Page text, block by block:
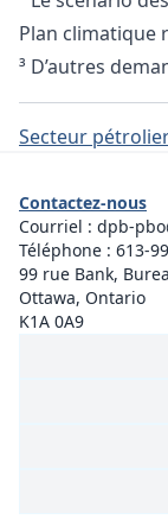
Plan climatique
³ D’autres
Secteur
Contactez-nous
Courriel : dpb-
Téléphone : 613-
99 rue Bank,
Ottawa, Ontario
K1A 0A9